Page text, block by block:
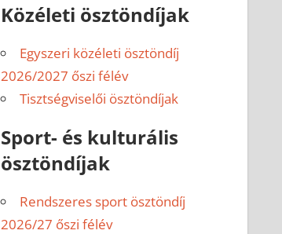
Közéleti ösztöndíjak
Egyszeri közéleti ösztöndíj
2026/2027 őszi félév
Tisztségviselői ösztöndíjak
Sport- és kulturális
ösztöndíjak
Rendszeres sport ösztöndíj
2026/27 őszi félév